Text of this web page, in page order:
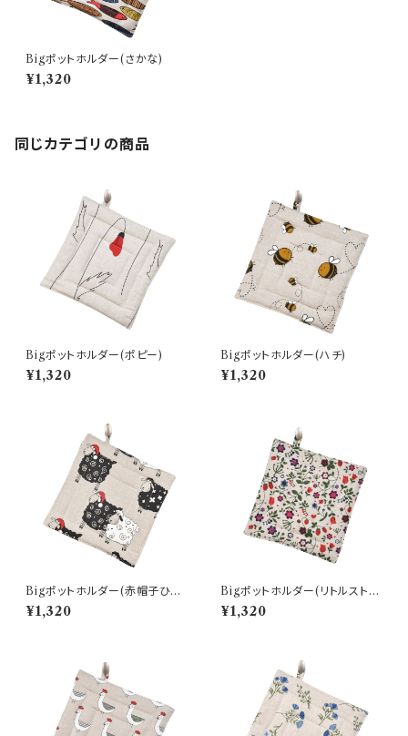
Bigポットホルダー(さかな)
¥1,320
同じカテゴリの商品
Bigポットホルダー(ポピー)
¥1,320
Bigポットホルダー(ハチ)
¥1,320
Bigポットホルダー(赤帽子ひつ
じ)
¥1,320
Bigポットホルダー(リトルストロ
ベリー)
¥1,320